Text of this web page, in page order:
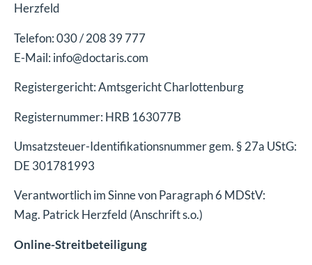
Herzfeld
Telefon: 030 / 208 39 777
E-Mail: info@doctaris.com
Registergericht: Amtsgericht Charlottenburg
Registernummer: HRB 163077B
Umsatzsteuer-Identifikationsnummer gem. § 27a UStG:
DE 301781993
Verantwortlich im Sinne von Paragraph 6 MDStV:
Mag. Patrick Herzfeld (Anschrift s.o.)
Online-Streitbeteiligung